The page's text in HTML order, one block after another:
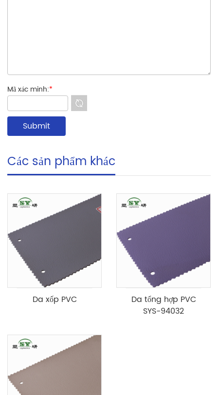
Mã xác minh:*
Các sản phẩm khác
Da xốp PVC
Da tổng hợp PVC
SYS-94032